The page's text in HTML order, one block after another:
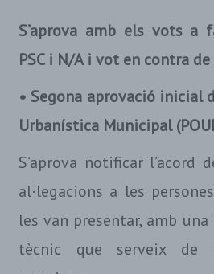
S’aprova amb els vots a
PSC i N/A i vot en contra de
• Segona aprovació inicial
Urbanística Municipal
S’aprova notificar l’acord
al·legacions a les
les van presentar, amb
tècnic que serveix de